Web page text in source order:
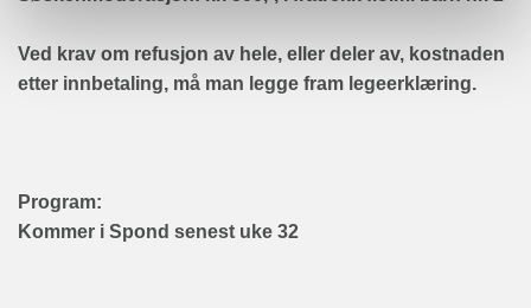
Ved krav om refusjon av hele, eller deler av, kostnaden
etter innbetaling, må man legge fram legeerklæring.
Program:
Kommer i Spond senest uke 32